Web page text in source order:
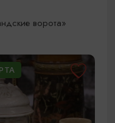
ворота»